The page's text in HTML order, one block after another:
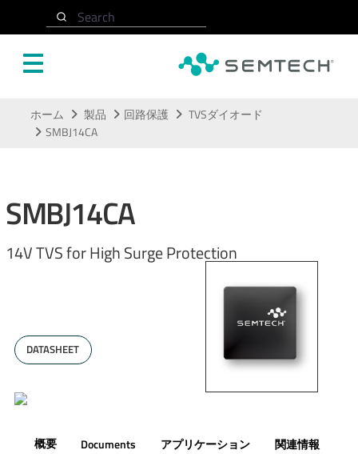
Search
ホーム 製品 回路保護
TVSダイオード
SMBJ14CA
SMBJ14CA
14V TVS for High Surge Protection
DATASHEET
概要 Documents アプリケーション
関連情報